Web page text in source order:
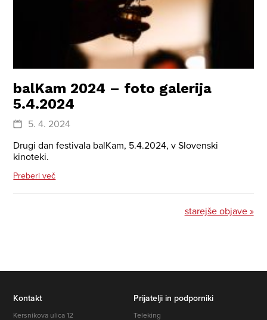
balKam 2024 – foto galerija
5.4.2024
5. 4. 2024
Drugi dan festivala balKam, 5.4.2024, v Slovenski
kinoteki.
Preberi več
starejše objave »
Kontakt
Kersnikova ulica 12
Prijatelji in podporniki
Teleking